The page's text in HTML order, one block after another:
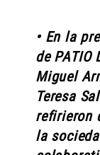
• En la
de PATIO
Miguel
Teresa
refirieron
la